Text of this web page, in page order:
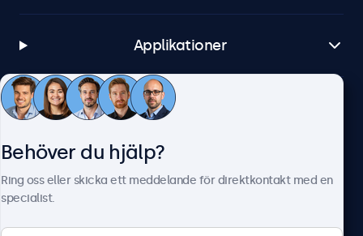
Applikationer
Kundtjänst
Behöver du hjälp?
Ring oss eller skicka ett meddelande för direktkontakt med en
specialist.